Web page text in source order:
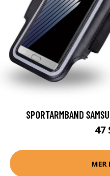
SPORTARMBAND
47
MER